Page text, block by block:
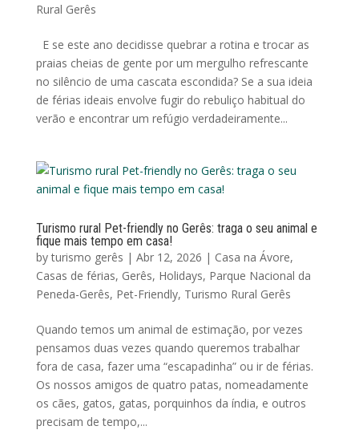
Rural Gerês
E se este ano decidisse quebrar a rotina e trocar as
praias cheias de gente por um mergulho refrescante
no silêncio de uma cascata escondida? Se a sua ideia
de férias ideais envolve fugir do rebuliço habitual do
verão e encontrar um refúgio verdadeiramente...
Turismo rural Pet-friendly no Gerês: traga o seu animal e
fique mais tempo em casa!
byturismo gerês | Abr 12, 2026 | Casa na Ávore,
Casas de férias, Gerês, Holidays, Parque Nacional da
Peneda-Gerês, Pet-Friendly, Turismo Rural Gerês
Quando temos um animal de estimação, por vezes
pensamos duas vezes quando queremos trabalhar
fora de casa, fazer uma “escapadinha” ou ir de férias.
Os nossos amigos de quatro patas, nomeadamente
os cães, gatos, gatas, porquinhos da índia, e outros
precisam de tempo,...